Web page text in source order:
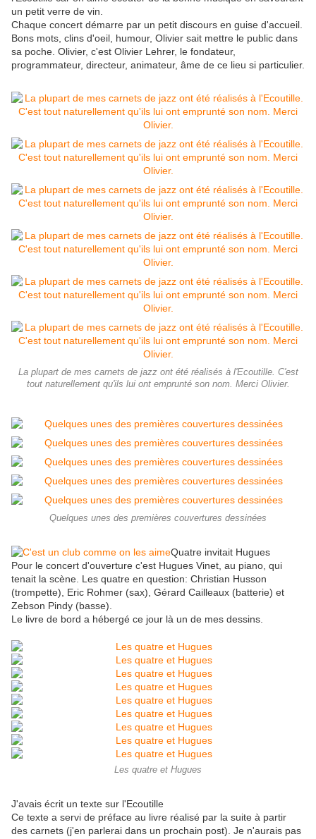
un petit verre de vin.
Chaque concert démarre par un petit discours en guise d'accueil.
Bons mots, clins d'oeil, humour, Olivier sait mettre le public dans
sa poche. Olivier, c'est Olivier Lehrer, le fondateur,
programmateur, directeur, animateur, âme de ce lieu si particulier.
La plupart de mes carnets de jazz ont été réalisés à l'Ecoutille. C'est
tout naturellement qu'ils lui ont emprunté son nom. Merci Olivier.
Quelques unes des premières couvertures dessinées
Quatre invitait Hugues
Pour le concert d'ouverture c'est Hugues Vinet, au piano, qui
tenait la scène. Les quatre en question: Christian Husson
(trompette), Eric Rohmer (sax), Gérard Cailleaux (batterie) et
Zebson Pindy (basse).
Le livre de bord a hébergé ce jour là un de mes dessins.
Les quatre et Hugues
J'avais écrit un texte sur l'Ecoutille
Ce texte a servi de préface au livre réalisé par la suite à partir
des carnets (j'en parlerai dans un prochain post). Je n'aurais pas